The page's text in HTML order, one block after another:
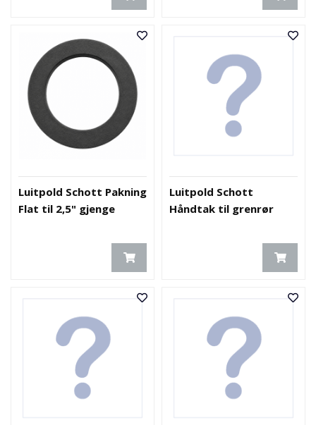
Luitpold Schott Pakning
Flat til 2,5" gjenge
Luitpold Schott
Håndtak til grenrør